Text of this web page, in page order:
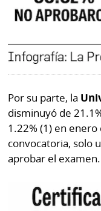
Por su parte, la
disminuyó de
1.22% (1) en
convocatoria, solo
aprobar el examen.